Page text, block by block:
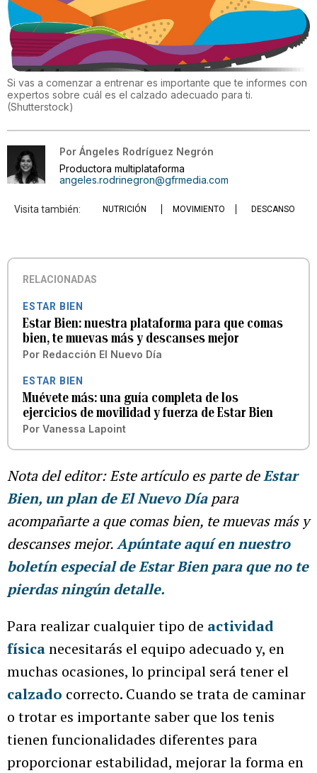
Si vas a comenzar a entrenar es importante que te informes con
expertos sobre cuál es el calzado adecuado para ti.
(Shutterstock)
Por Ángeles Rodríguez Negrón
Productora multiplataforma
angeles.rodrinegron@gfrmedia.com
Visita también: NUTRICIÓN MOVIMIENTO DESCANSO
RELACIONADAS
ESTAR BIEN
Estar Bien: nuestra plataforma para que comas
bien, te muevas más y descanses mejor
Por Redacción El Nuevo Día
ESTAR BIEN
Muévete más: una guía completa de los
ejercicios de movilidad y fuerza de Estar Bien
Por Vanessa Lapoint
Nota del editor:Este artículo es parte deEstar
Bien, un plan de El Nuevo Díapara
acompañarte a que comas bien, te muevas más y
descanses mejor.Apúntate aquí en nuestro
boletín especial de Estar Bien para que no te
pierdas ningún detalle.
Para realizar cualquier tipo de actividad
físicanecesitarás el equipo adecuado y, en
muchas ocasiones, lo principal será tener el
calzado correcto. Cuando se trata de caminar
o trotar es importante saber que los tenis
tienen funcionalidades diferentes para
proporcionar estabilidad, mejorar la forma en